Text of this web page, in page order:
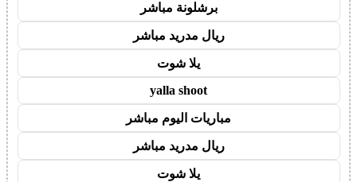
برشلونة مباشر
ريال مدريد مباشر
يلا شوت
yalla shoot
مباريات اليوم مباشر
ريال مدريد مباشر
يلا شوت